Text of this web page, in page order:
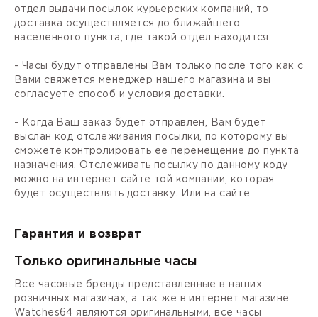
отдел выдачи посылок курьерских компаний, то
доставка осуществляется до ближайшего
населенного пункта, где такой отдел находится.
- Часы будут отправлены Вам только после того как с
Вами свяжется менеджер нашего магазина и вы
согласуете способ и условия доставки.
- Когда Ваш заказ будет отправлен, Вам будет
выслан код отслеживания посылки, по которому вы
сможете контролировать ее перемещение до пункта
назначения. Отслеживать посылку по данному коду
можно на интернет сайте той компании, которая
будет осуществлять доставку. Или на сайте
Гарантия и возврат
Только оригинальные часы
Все часовые бренды представленные в наших
розничных магазинах, а так же в интернет магазине
Watches64 являются оригинальными, все часы